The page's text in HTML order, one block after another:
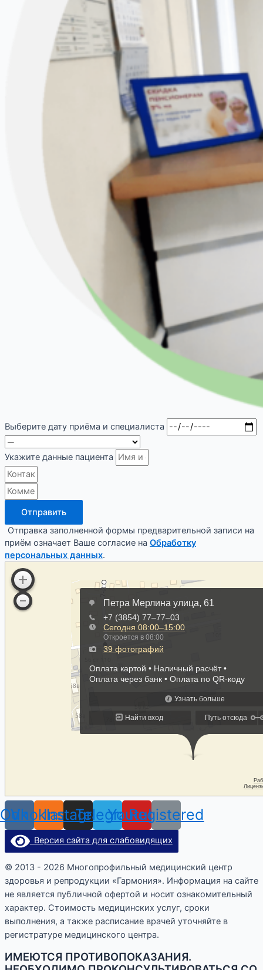
Выберите дату приёма и специалиста
Укажите данные пациента
Отправить
Отправка заполненной формы предварительной записи на
приём означает Ваше согласие на Обработку
персональных данных.
Vk
Odnoklassniki
Instagram
Telegram
Youtube
Registered
Версия сайта для слабовидящих
© 2013 - 2026 Многопрофильный медицинский центр
здоровья и репродукции «Гармония». Информация на сайте
не является публичной офертой и носит ознакомительный
характер. Стоимость медицинских услуг, сроки
выполнения, а также расписание врачей уточняйте в
регистратуре медицинского центра.
ИМЕЮТСЯ ПРОТИВОПОКАЗАНИЯ.